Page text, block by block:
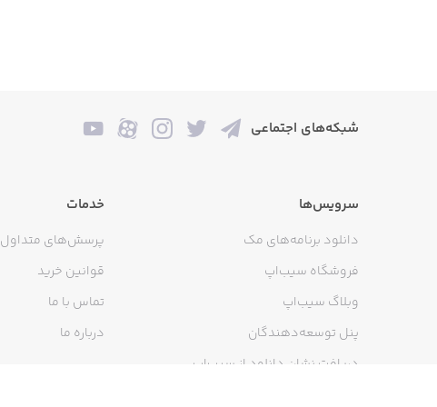
شبکه‌های اجتماعی
سرویس‌ها
دانلود برنامه‌های مک
فروشگاه سیب‌اپ
وبلاگ سیب‌اپ
پنل توسعه‌دهندگان
دریافت نشان دانلود از سیب‌اپ
خدمات
پرسش‌های متداول
قوانین خرید
تماس با ما
درباره ما